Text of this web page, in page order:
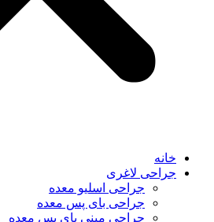
خانه
جراحی لاغری
جراحی اسلیو معده
جراحی بای پس معده
جراحی مینی بای پس معده